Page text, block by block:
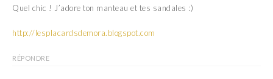
Quel chic ! J’adore ton manteau et tes sandales :)
http://lesplacardsdemora.blogspot.com
RÉPONDRE